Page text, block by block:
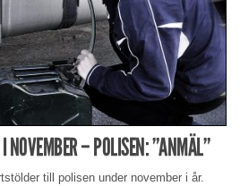
NOVEMBER – POLISEN: ”ANMÄL”
till polisen under november i år.